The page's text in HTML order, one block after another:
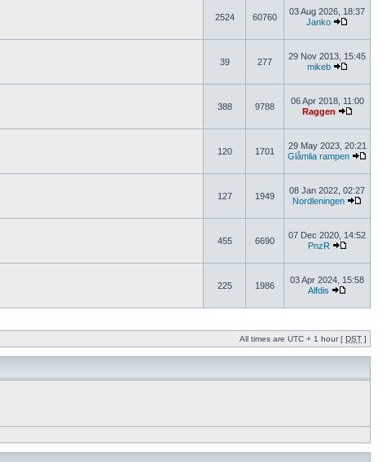
2524 60760
03 Aug 2026, 18:37
Janko
39 277
29 Nov 2013, 15:45
mikeb
388 9788
06 Apr 2018, 11:00
Raggen
120 1701
29 May 2023, 20:21
Glåmlia rampen
127 1949
08 Jan 2022, 02:27
Nordleningen
455 6690
07 Dec 2020, 14:52
PnzR
225 1986
03 Apr 2024, 15:58
Alfdis
All times are UTC + 1 hour [ DST ]